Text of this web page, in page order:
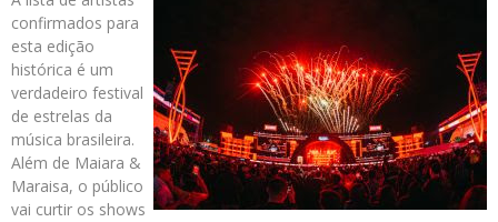
confirmados para
esta edição
histórica é um
verdadeiro festival
de estrelas da
música brasileira.
Além de Maiara &
Maraisa, o público
vai curtir os shows